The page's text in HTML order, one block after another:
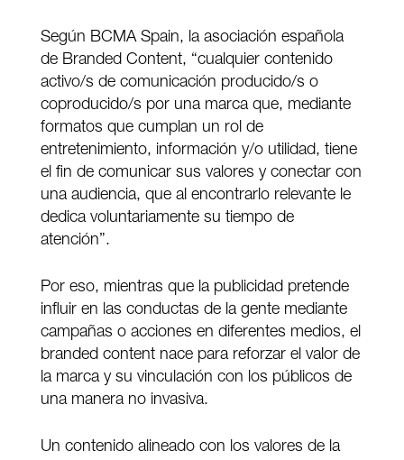
Según BCMA Spain, la asociación española
de Branded Content, “cualquier contenido
activo/s de comunicación producido/s o
coproducido/s por una marca que, mediante
formatos que cumplan un rol de
entretenimiento, información y/o utilidad, tiene
el fin de comunicar sus valores y conectar con
una audiencia, que al encontrarlo relevante le
dedica voluntariamente su tiempo de
atención”.
Por eso, mientras que la publicidad pretende
influir en las conductas de la gente mediante
campañas o acciones en diferentes medios, el
branded content nace para reforzar el valor de
la marca y su vinculación con los públicos de
una manera no invasiva.
Un contenido alineado con los valores de la